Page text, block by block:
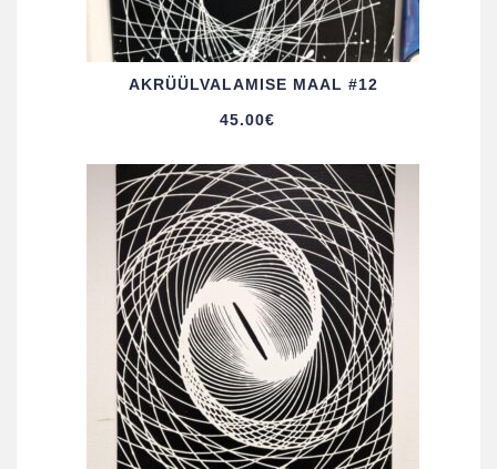
AKRÜÜL­VALAMISE MAAL #12
45.00€